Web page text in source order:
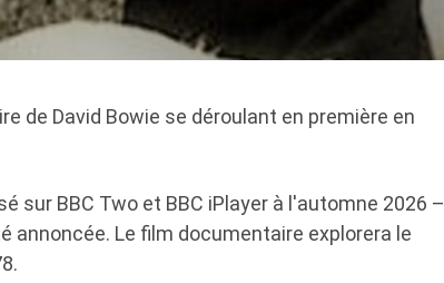
de David Bowie se déroulant en première en
sur BBC Two et BBC iPlayer à l'automne 2026 –
annoncée. Le film documentaire explorera le